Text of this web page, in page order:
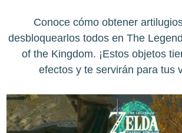
Conoce cómo obtener
desbloquearlos todos en The
of the Kingdom. ¡Estos objetos
efectos y te servirán para tus